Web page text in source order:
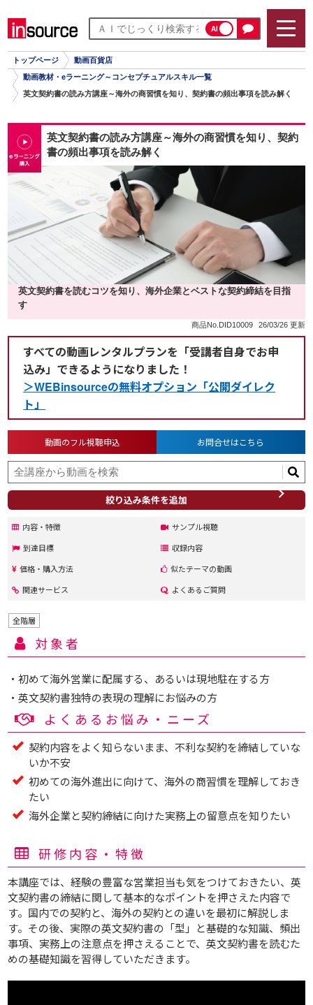
AI
トップページ
動画百貨店
動画教材・eラーニング～コンセプチュアルスキル一覧
英文契約書の読み方講座～海外の商習慣を知り、契約書の頻出事項を読み解く
英文契約書の読み方講座～海外の商習慣を知り、契約
書の頻出事項を読み解く
英文契約書を読むコツを知り、海外企業とベストな契約締結を目指
す
商品No.DID10009 26/03/26 更新
すべての動画レンタルプランを「受講者自身でお申
込み」できるようになりました！
＞WEBinsourceの無料オプション「公開ダイレク
ト」
絞り込み条件を追加
動画のフル視聴申込 お問合せはこちら
内容・特徴
サンプル視聴
到達目標
収録内容
価格・購入方法
似たテーマの動画
関連サービス
よくあるご質問
全階層
対象者
・初めて海外営業に配属する、あるいは現地駐在する方
・英文契約書独特の表現の理解にお悩みの方
よくあるお悩み・ニーズ
契約内容をよく知らないまま、不利な契約を締結していな
いか不安
初めての海外進出に向けて、海外の商習慣を理解しておき
たい
海外企業と契約締結に向けた実務上の留意点を知りたい
研修内容・特徴
本講座では、経験の豊富な営業担当も気をつけておきたい、英
文契約書の締結に関して基本的なポイントを押さえた内容で
す。国内での契約と、海外の契約との違いを最初に解説しま
す。その後、実際の英文契約書の「型」と基礎的な知識、頻出
事項、実務上の注意点を押さえることで、英文契約書を読むた
めの基礎知識を習得していただきます。